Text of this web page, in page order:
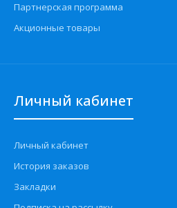
Партнерская программа
Акционные товары
Личный кабинет
Личный кабинет
История заказов
Закладки